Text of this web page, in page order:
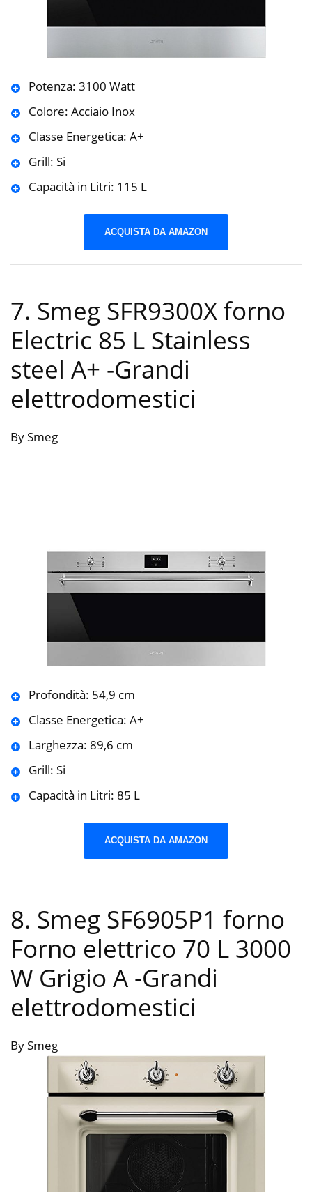
Potenza: 3100 Watt
Colore: Acciaio Inox
Classe Energetica: A+
Grill: Si
Capacità in Litri: 115 L
ACQUISTA DA AMAZON
7. Smeg SFR9300X forno
Electric 85 L Stainless
steel A+ -Grandi
elettrodomestici
By Smeg
Profondità: 54,9 cm
Classe Energetica: A+
Larghezza: 89,6 cm
Grill: Si
Capacità in Litri: 85 L
ACQUISTA DA AMAZON
8. Smeg SF6905P1 forno
Forno elettrico 70 L 3000
W Grigio A -Grandi
elettrodomestici
By Smeg